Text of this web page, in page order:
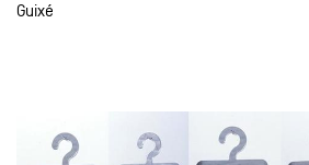
Guixé